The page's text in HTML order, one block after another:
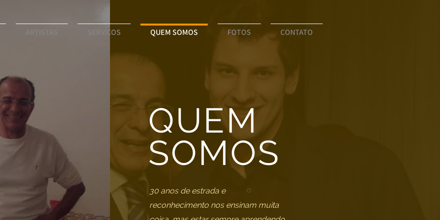
ARTISTAS SERVIÇOS QUEM SOMOS FOTOS CONTATO
QUEM
SOMOS
30 anos de estrada e
reconhecimento nos ensinam muita